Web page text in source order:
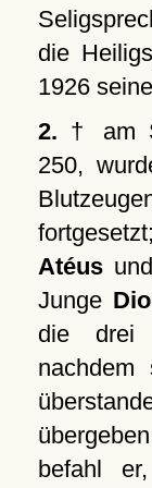
die
1926
2. † am
250,
Atéusund
Junge
die drei
nachdem
befahl